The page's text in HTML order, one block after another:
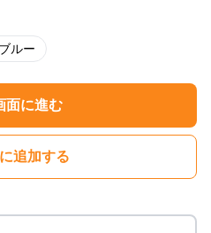
ブルー
面に進む
追加する